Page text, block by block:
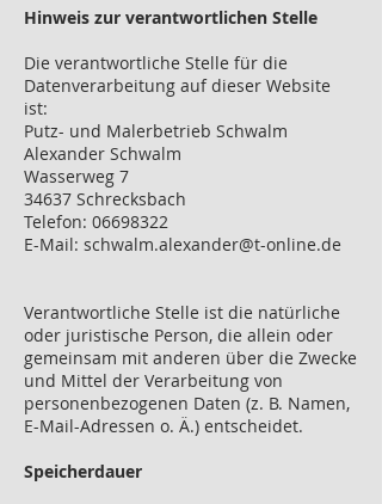
Hinweis zur verantwortlichen Stelle
Die verantwortliche Stelle für die
Datenverarbeitung auf dieser Website
ist:
Putz- und Malerbetrieb Schwalm
Alexander Schwalm
Wasserweg 7
34637 Schrecksbach
Telefon: 06698322
E-Mail: schwalm.alexander@t-online.de
Verantwortliche Stelle ist die natürliche
oder juristische Person, die allein oder
gemeinsam mit anderen über die Zwecke
und Mittel der Verarbeitung von
personenbezogenen Daten (z. B. Namen,
E-Mail-Adressen o. Ä.) entscheidet.
Speicherdauer